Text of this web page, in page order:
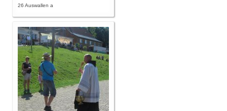
26 Auswallen a